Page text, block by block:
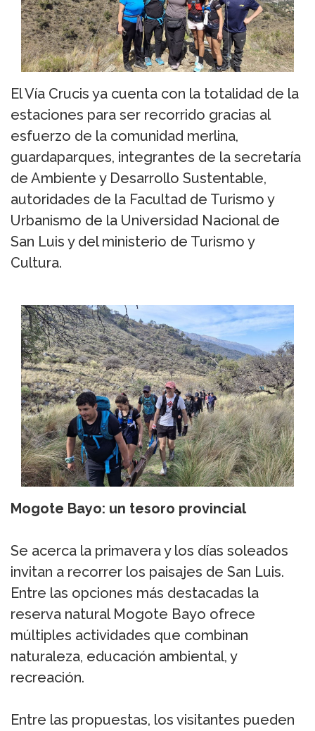
El Vía Crucis ya cuenta con la totalidad de la
estaciones para ser recorrido gracias al
esfuerzo de la comunidad merlina,
guardaparques, integrantes de la secretaría
de Ambiente y Desarrollo Sustentable,
autoridades de la Facultad de Turismo y
Urbanismo de la Universidad Nacional de
San Luis y del ministerio de Turismo y
Cultura.
Mogote Bayo: un tesoro provincial
Se acerca la primavera y los días soleados
invitan a recorrer los paisajes de San Luis.
Entre las opciones más destacadas la
reserva natural Mogote Bayo ofrece
múltiples actividades que combinan
naturaleza, educación ambiental, y
recreación.
Entre las propuestas, los visitantes pueden